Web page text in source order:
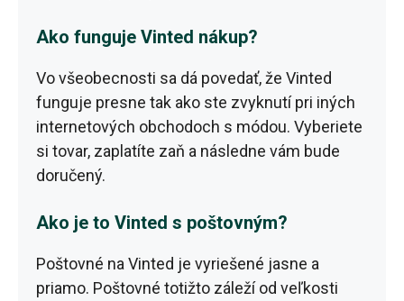
Ako funguje Vinted nákup?
Vo všeobecnosti sa dá povedať, že Vinted
funguje presne tak ako ste zvyknutí pri iných
internetových obchodoch s módou. Vyberiete
si tovar, zaplatíte zaň a následne vám bude
doručený.
Ako je to Vinted s poštovným?
Poštovné na Vinted je vyriešené jasne a
priamo. Poštovné totižto záleží od veľkosti